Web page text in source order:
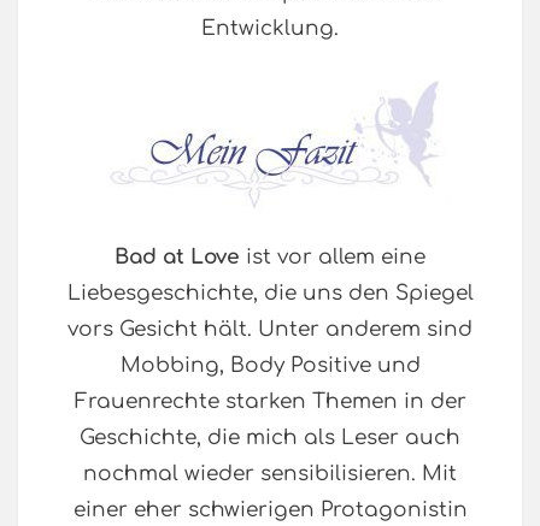
Entwicklung.
Bad at Love ist vor allem eine
Liebesgeschichte, die uns den Spiegel
vors Gesicht hält. Unter anderem sind
Mobbing, Body Positive und
Frauenrechte starken Themen in der
Geschichte, die mich als Leser auch
nochmal wieder sensibilisieren. Mit
einer eher schwierigen Protagonistin